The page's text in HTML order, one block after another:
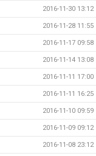
2016-11-30 13:12
2016-11-28 11:55
2016-11-17 09:58
2016-11-14 13:08
2016-11-11 17:00
2016-11-11 16:25
2016-11-10 09:59
2016-11-09 09:12
2016-11-08 23:12